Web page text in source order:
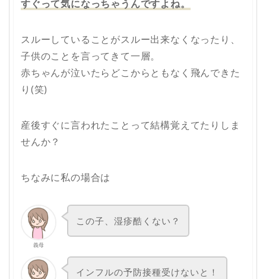
すぐって気になっちゃうんですよね。
スルーしていることがスルー出来なくなったり、
子供のことを言ってきて一層。
赤ちゃんが泣いたらどこからともなく飛んできた
り(笑)
産後すぐに言われたことって結構覚えてたりしま
せんか？
ちなみに私の場合は
義母
この子、湿疹酷くない？
インフルの予防接種受けないと！